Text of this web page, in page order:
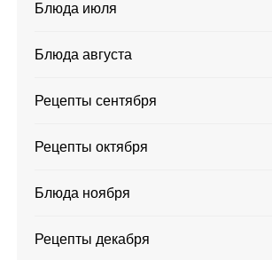
Блюда июля
Блюда августа
Рецепты сентября
Рецепты октября
Блюда ноября
Рецепты декабря